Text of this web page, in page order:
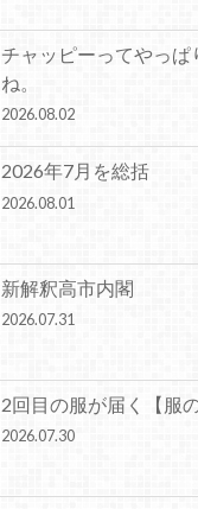
チャッピーってやっぱ
ね。
2026.08.02
2026年7月を総括
2026.08.01
新解釈高市内閣
2026.07.31
2回目の服が届く【服
2026.07.30